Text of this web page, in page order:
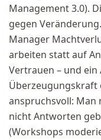
Management 3.0).
gegen
Manager
arbeiten statt auf
Vertrauen – und
Überzeugungskraft
anspruchsvoll: Man
nicht Antworten
(Workshops